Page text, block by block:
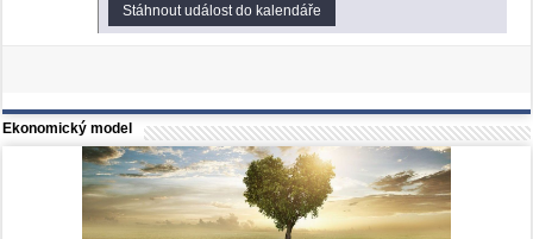
Stáhnout událost do kalendáře
Ekonomický model